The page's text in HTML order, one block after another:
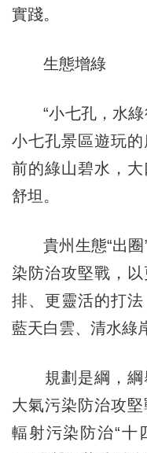
實踐。
生態增綠
“小七孔，水綠
小七孔景區遊玩
前的綠山碧水，
舒坦。
貴州生態“出圈”
染防治攻堅戰，
排、更靈活的打
藍天白雲、清水綠
規劃是綱，綱
大氣污染防治攻
輻射污染防治“十